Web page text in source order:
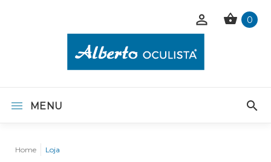
0
MENU
Home Loja